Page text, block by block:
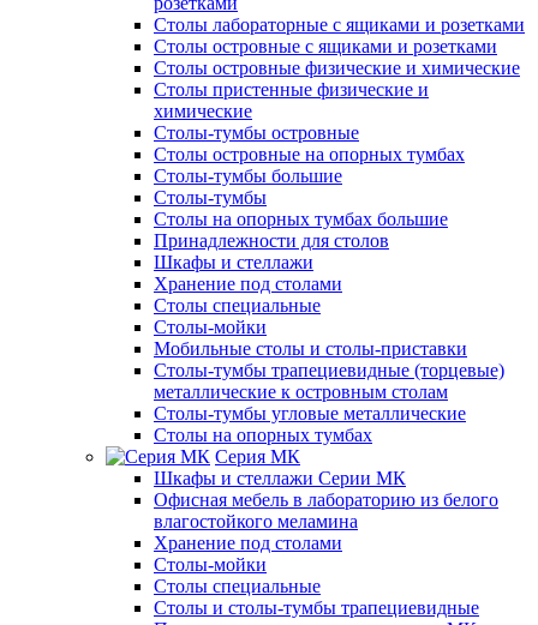
Столы лабораторные с ящиками и розетками
Столы островные с ящиками и розетками
Столы островные физические и химические
Столы пристенные физические и
химические
Столы-тумбы островные
Столы островные на опорных тумбах
Столы-тумбы большие
Столы-тумбы
Столы на опорных тумбах большие
Принадлежности для столов
Шкафы и стеллажи
Хранение под столами
Столы специальные
Столы-мойки
Мобильные столы и столы-приставки
Столы-тумбы трапециевидные (торцевые)
металлические к островным столам
Столы-тумбы угловые металлические
Столы на опорных тумбах
Серия МК
Шкафы и стеллажи Серии МК
Офисная мебель в лабораторию из белого
влагостойкого меламина
Хранение под столами
Столы-мойки
Столы специальные
Столы и столы-тумбы трапециевидные